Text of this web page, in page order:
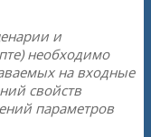
и
необходимо
на входные
свойств
параметров